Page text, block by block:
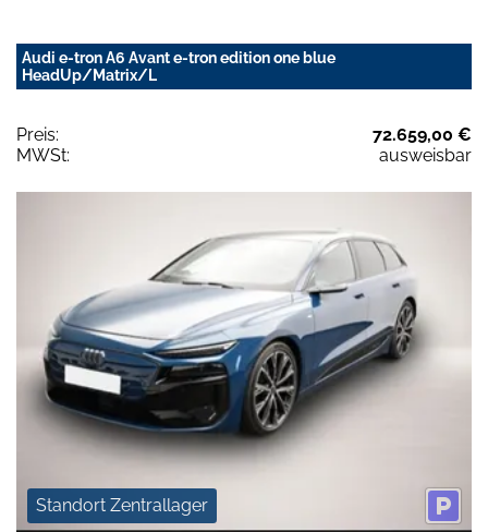
Audi e-tron A6 Avant e-tron edition one blue
HeadUp/Matrix/L
Preis:
72.659,00 €
MWSt:
ausweisbar
Standort Zentrallager